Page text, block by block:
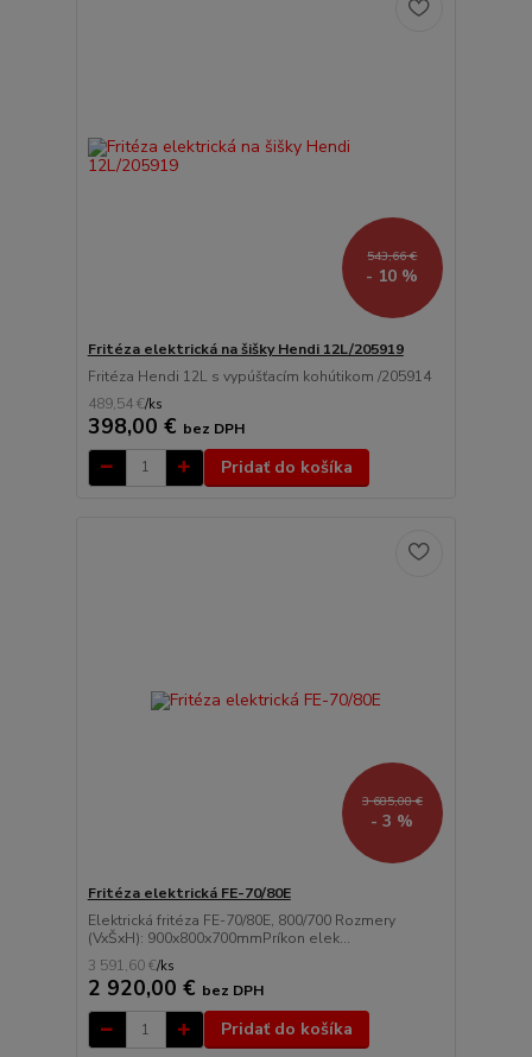
543,66 €
- 10 %
Fritéza elektrická na šišky Hendi 12L/205919
Fritéza Hendi 12L s vypúšťacím kohútikom /205914
489,54 €/ks
398,00 € bez DPH
Pridať do košíka
3 685,08 €
- 3 %
Fritéza elektrická FE-70/80E
Elektrická fritéza FE-70/80E, 800/700 Rozmery
(VxŠxH): 900x800x700mmPríkon elek...
3 591,60 €/ks
2 920,00 € bez DPH
Pridať do košíka